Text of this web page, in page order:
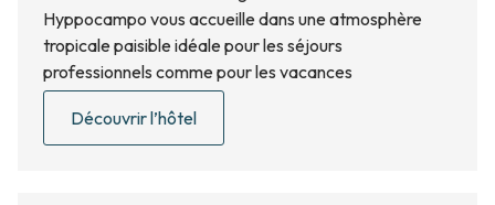
Hyppocampo vous accueille dans une atmosphère
tropicale paisible idéale pour les séjours
professionnels comme pour les vacances
Découvrir l’hôtel